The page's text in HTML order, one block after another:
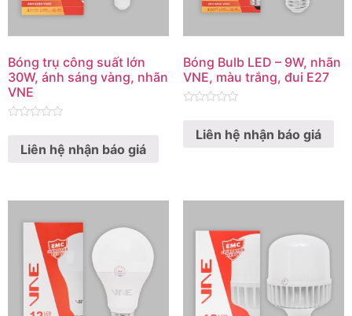
Bóng trụ công suất lớn
30W, ánh sáng vàng, nhãn
VNE
outLiên hệ nhận báo giá
Bóng Bulb LED – 9W, nhãn
VNE, màu trắng, đui E27
outLiên hệ nhận báo giá